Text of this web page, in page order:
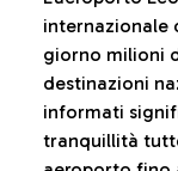
internazionale
giorno milioni
destinazioni
informati
tranquillità